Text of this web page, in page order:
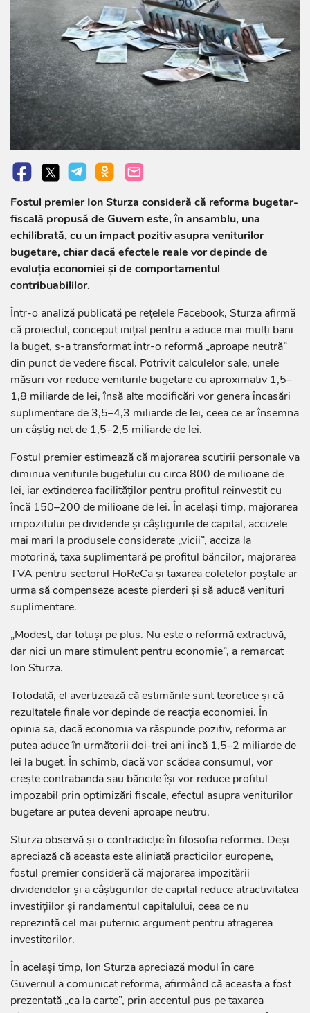
Fostul premier Ion Sturza consideră că reforma bugetar-
fiscală propusă de Guvern este, în ansamblu, una
echilibrată, cu un impact pozitiv asupra veniturilor
bugetare, chiar dacă efectele reale vor depinde de
evoluția economiei și de comportamentul
contribuabililor.
Într-o analiză publicată pe rețelele Facebook, Sturza afirmă
că proiectul, conceput inițial pentru a aduce mai mulți bani
la buget, s-a transformat într-o reformă „aproape neutră”
din punct de vedere fiscal. Potrivit calculelor sale, unele
măsuri vor reduce veniturile bugetare cu aproximativ 1,5–
1,8 miliarde de lei, însă alte modificări vor genera încasări
suplimentare de 3,5–4,3 miliarde de lei, ceea ce ar însemna
un câștig net de 1,5–2,5 miliarde de lei.
Fostul premier estimează că majorarea scutirii personale va
diminua veniturile bugetului cu circa 800 de milioane de
lei, iar extinderea facilităților pentru profitul reinvestit cu
încă 150–200 de milioane de lei. În același timp, majorarea
impozitului pe dividende și câștigurile de capital, accizele
mai mari la produsele considerate „vicii”, acciza la
motorină, taxa suplimentară pe profitul băncilor, majorarea
TVA pentru sectorul HoReCa și taxarea coletelor poștale ar
urma să compenseze aceste pierderi și să aducă venituri
suplimentare.
„Modest, dar totuși pe plus. Nu este o reformă extractivă,
dar nici un mare stimulent pentru economie”, a remarcat
Ion Sturza.
Totodată, el avertizează că estimările sunt teoretice și că
rezultatele finale vor depinde de reacția economiei. În
opinia sa, dacă economia va răspunde pozitiv, reforma ar
putea aduce în următorii doi-trei ani încă 1,5–2 miliarde de
lei la buget. În schimb, dacă vor scădea consumul, vor
crește contrabanda sau băncile își vor reduce profitul
impozabil prin optimizări fiscale, efectul asupra veniturilor
bugetare ar putea deveni aproape neutru.
Sturza observă și o contradicție în filosofia reformei. Deși
apreciază că aceasta este aliniată practicilor europene,
fostul premier consideră că majorarea impozitării
dividendelor și a câștigurilor de capital reduce atractivitatea
investițiilor și randamentul capitalului, ceea ce nu
reprezintă cel mai puternic argument pentru atragerea
investitorilor.
În același timp, Ion Sturza apreciază modul în care
Guvernul a comunicat reforma, afirmând că aceasta a fost
prezentată „ca la carte”, prin accentul pus pe taxarea